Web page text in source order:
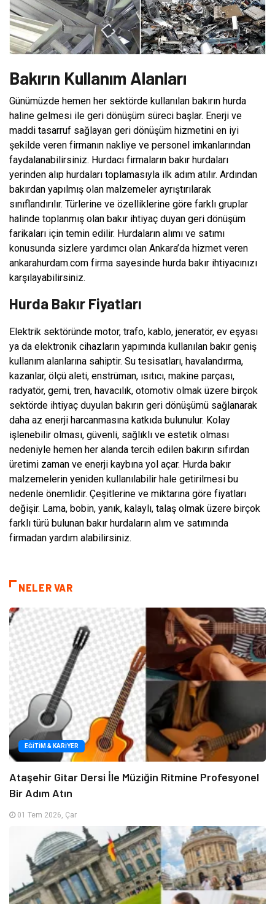
Bakırın Kullanım Alanları
Günümüzde hemen her sektörde kullanılan bakırın hurda
haline gelmesi ile geri dönüşüm süreci başlar. Enerji ve
maddi tasarruf sağlayan geri dönüşüm hizmetini en iyi
şekilde veren firmanın nakliye ve personel imkanlarından
faydalanabilirsiniz. Hurdacı firmaların bakır hurdaları
yerinden alıp hurdaları toplamasıyla ilk adım atılır. Ardından
bakırdan yapılmış olan malzemeler ayrıştırılarak
sınıflandırılır. Türlerine ve özelliklerine göre farklı gruplar
halinde toplanmış olan bakır ihtiyaç duyan geri dönüşüm
farikaları için temin edilir. Hurdaların alımı ve satımı
konusunda sizlere yardımcı olan Ankara’da hizmet veren
ankarahurdam.com firma sayesinde hurda bakır ihtiyacınızı
karşılayabilirsiniz.
Hurda Bakır Fiyatları
Elektrik sektöründe motor, trafo, kablo, jeneratör, ev eşyası
ya da elektronik cihazların yapımında kullanılan bakır geniş
kullanım alanlarına sahiptir. Su tesisatları, havalandırma,
kazanlar, ölçü aleti, enstrüman, ısıtıcı, makine parçası,
radyatör, gemi, tren, havacılık, otomotiv olmak üzere birçok
sektörde ihtiyaç duyulan bakırın geri dönüşümü sağlanarak
daha az enerji harcanmasına katkıda bulunulur. Kolay
işlenebilir olması, güvenli, sağlıklı ve estetik olması
nedeniyle hemen her alanda tercih edilen bakırın sıfırdan
üretimi zaman ve enerji kaybına yol açar. Hurda bakır
malzemelerin yeniden kullanılabilir hale getirilmesi bu
nedenle önemlidir. Çeşitlerine ve miktarına göre fiyatları
değişir. Lama, bobin, yanık, kalaylı, talaş olmak üzere birçok
farklı türü bulunan bakır hurdaların alım ve satımında
firmadan yardım alabilirsiniz.
NELER VAR
EĞITIM & KARIYER
Ataşehir Gitar Dersi İle Müziğin Ritmine Profesyonel
Bir Adım Atın
01 Tem 2026, Çar